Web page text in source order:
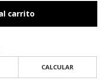
carrito
CALCULAR